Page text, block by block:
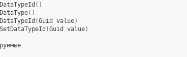
()
()
(Guid value)
(Guid value)